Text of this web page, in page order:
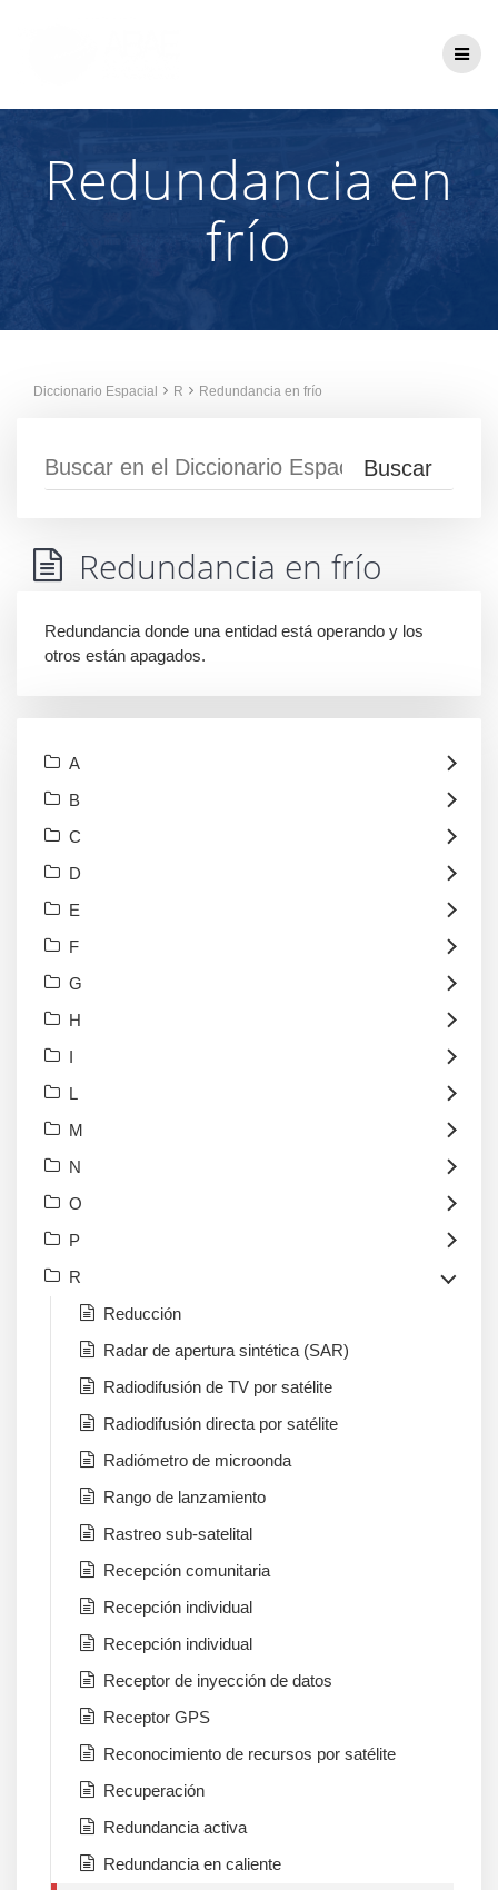
Redundancia en
frío
Diccionario Espacial R Redundancia en frío
Redundancia en frío
Redundancia donde una entidad está operando y los
otros están apagados.
A
B
C
D
E
F
G
H
I
L
M
N
O
P
R
Reducción
Radar de apertura sintética (SAR)
Radiodifusión de TV por satélite
Radiodifusión directa por satélite
Radiómetro de microonda
Rango de lanzamiento
Rastreo sub-satelital
Recepción comunitaria
Recepción individual
Recepción individual
Receptor de inyección de datos
Receptor GPS
Reconocimiento de recursos por satélite
Recuperación
Redundancia activa
Redundancia en caliente